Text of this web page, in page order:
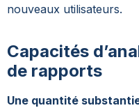
nouveaux utilisateurs.
Capacités
de rapports
Une quantité